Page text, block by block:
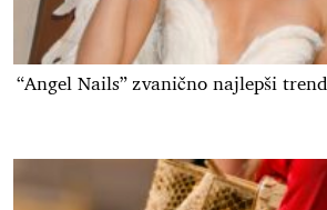
“Angel Nails” zvanično najlepši